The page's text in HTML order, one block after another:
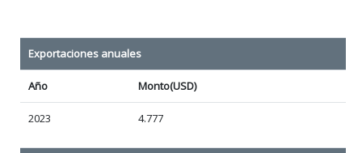
Exportaciones anuales
Año Monto(USD)
2023 4.777